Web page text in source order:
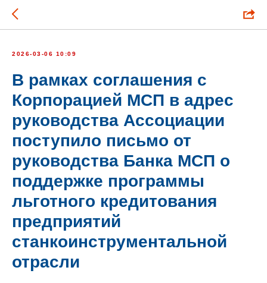
2026-03-06 10:09
В рамках соглашения с
Корпорацией МСП в адрес
руководства Ассоциации
поступило письмо от
руководства Банка МСП о
поддержке программы
льготного кредитования
предприятий
станкоинструментальной
отрасли